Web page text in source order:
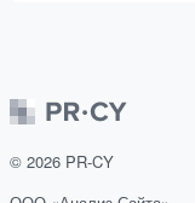
© 2026 PR-CY